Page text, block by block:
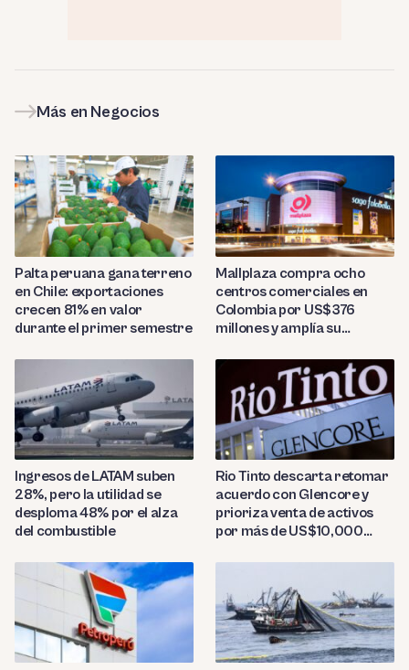
Más en Negocios
Palta peruana gana terreno
en Chile: exportaciones
crecen 81% en valor
durante el primer semestre
Mallplaza compra ocho
centros comerciales en
Colombia por US$376
millones y amplía su
Ingresos de LATAM suben
28%, pero la utilidad se
desploma 48% por el alza
del combustible
Rio Tinto descarta retomar
acuerdo con Glencore y
prioriza venta de activos
por más de US$10,000